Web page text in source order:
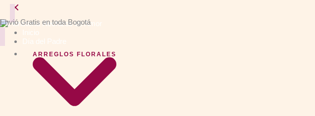
Envió Gratis en toda Bogotá
Inicio
Día del Padre
ARREGLOS FLORALES